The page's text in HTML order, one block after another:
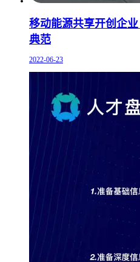
移动能源共享开创企
典范
2022-06-23